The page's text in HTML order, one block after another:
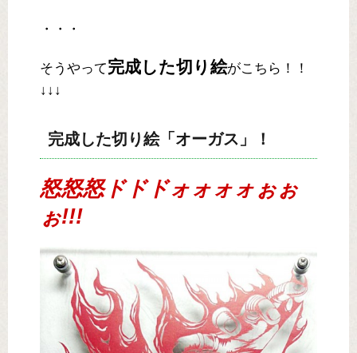
・・・
そうやって完成した切り絵がこちら！！
↓↓↓
完成した切り絵「オーガス」！
怒怒怒ドドドォォォォぉぉ
ぉ!!!